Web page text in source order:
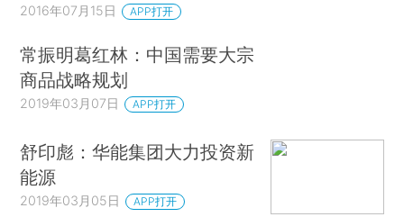
2016年07月15日 APP打开
常振明葛红林：中国需要大宗
商品战略规划
2019年03月07日 APP打开
舒印彪：华能集团大力投资新
能源
2019年03月05日 APP打开